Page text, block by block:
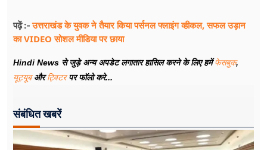
पढ़ें :-उत्तराखंड के युवक ने तैयार किया पर्सनल फ्लाइंग व्हीकल, सफल उड़ान
का VIDEO सोशल मीडिया पर छाया
Hindi News से जुड़े अन्य अपडेट लगातार हासिल करने के लिए हमेंफेसबुक,
यूट्यूबऔरट्विटरपर फॉलो करे...
संबंधित खबरें